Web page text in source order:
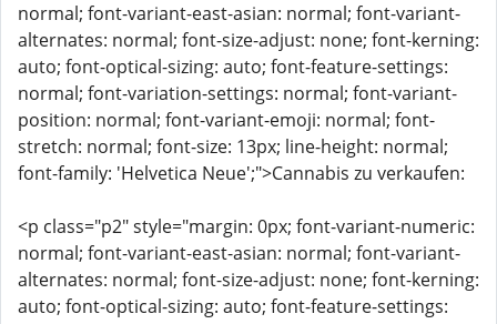
normal; font-variant-east-asian: normal; font-variant-
alternates: normal; font-size-adjust: none; font-kerning:
auto; font-optical-sizing: auto; font-feature-settings:
normal; font-variation-settings: normal; font-variant-
position: normal; font-variant-emoji: normal; font-
stretch: normal; font-size: 13px; line-height: normal;
font-family: 'Helvetica Neue';">Cannabis zu verkaufen:
<p class="p2" style="margin: 0px; font-variant-numeric:
normal; font-variant-east-asian: normal; font-variant-
alternates: normal; font-size-adjust: none; font-kerning:
auto; font-optical-sizing: auto; font-feature-settings: